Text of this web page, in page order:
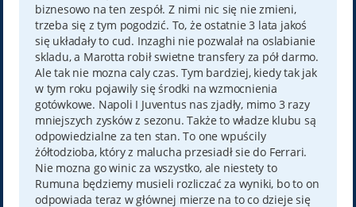
biznesowo na ten zespół. Z nimi nic się nie zmieni,
trzeba się z tym pogodzić. To, że ostatnie 3 lata jakoś
się układały to cud. Inzaghi nie pozwalał na oslabianie
skladu, a Marotta robił swietne transfery za pół darmo.
Ale tak nie mozna caly czas. Tym bardziej, kiedy tak jak
w tym roku pojawily się środki na wzmocnienia
gotówkowe. Napoli I Juventus nas zjadły, mimo 3 razy
mniejszych zysków z sezonu. Także to władze klubu są
odpowiedzialne za ten stan. To one wpuścily
żółtodzioba, który z malucha przesiadł sie do Ferrari.
Nie mozna go winic za wszystko, ale niestety to
Rumuna będziemy musieli rozliczać za wyniki, bo to on
odpowiada teraz w głównej mierze na to co dzieje się